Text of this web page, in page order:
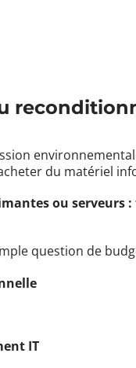
du matériel
ou serveurs
question de
IT